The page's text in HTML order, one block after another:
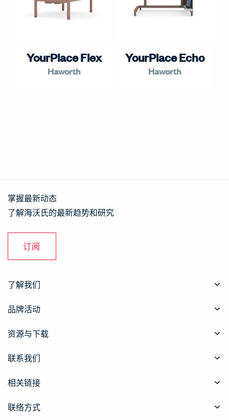
YourPlace Flex
Haworth
YourPlace Echo
Haworth
掌握最新动态
了解海沃氏的最新趋势和研究
订阅
了解我们
品牌活动
资源与下载
联系我们
相关链接
联络方式